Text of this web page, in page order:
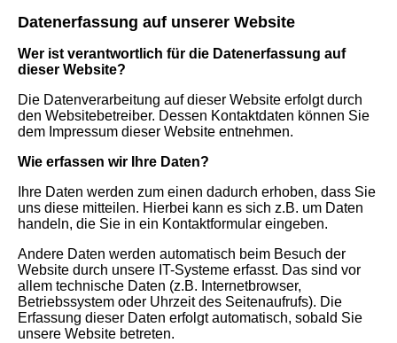
Datenerfassung auf unserer Website
Wer ist verantwortlich für die Datenerfassung auf
dieser Website?
Die Datenverarbeitung auf dieser Website erfolgt durch
den Websitebetreiber. Dessen Kontaktdaten können Sie
dem Impressum dieser Website entnehmen.
Wie erfassen wir Ihre Daten?
Ihre Daten werden zum einen dadurch erhoben, dass Sie
uns diese mitteilen. Hierbei kann es sich z.B. um Daten
handeln, die Sie in ein Kontaktformular eingeben.
Andere Daten werden automatisch beim Besuch der
Website durch unsere IT-Systeme erfasst. Das sind vor
allem technische Daten (z.B. Internetbrowser,
Betriebssystem oder Uhrzeit des Seitenaufrufs). Die
Erfassung dieser Daten erfolgt automatisch, sobald Sie
unsere Website betreten.